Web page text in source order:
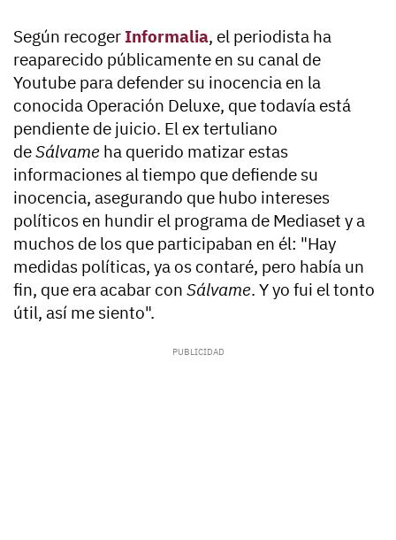
Según recoger Informalia, el periodista ha
reaparecido públicamente en su canal de
Youtube para defender su inocencia en la
conocida Operación Deluxe, que todavía está
pendiente de juicio. El ex tertuliano
deSálvame ha querido matizar estas
informaciones al tiempo que defiende su
inocencia, asegurando que hubo intereses
políticos en hundir el programa de Mediaset y a
muchos de los que participaban en él: "Hay
medidas políticas, ya os contaré, pero había un
fin, que era acabar con Sálvame. Y yo fui el tonto
útil, así me siento".